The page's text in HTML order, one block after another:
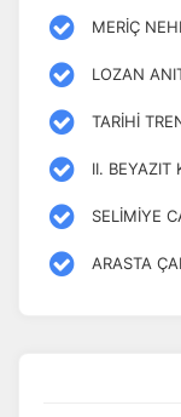
MERİÇ
LOZAN
TARİHİ
II. BEYAZIT
SELİMİYE
ARASTA